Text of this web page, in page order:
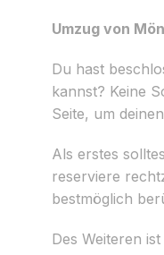
Umzug von
Du hast
kannst? Keine
Seite, um
Als erstes
reserviere
bestmöglich
Des Weiteren